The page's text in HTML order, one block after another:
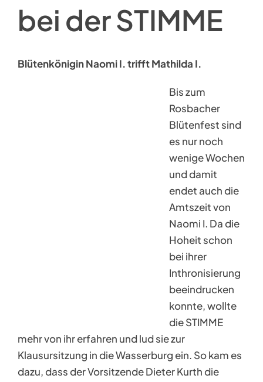
bei der STIMME
Blütenkönigin Naomi I. trifft Mathilda I.
Bis zum
Rosbacher
Blütenfest sind
es nur noch
wenige Wochen
und damit
endet auch die
Amtszeit von
Naomi I. Da die
Hoheit schon
bei ihrer
Inthronisierung
beeindrucken
konnte, wollte
die STIMME
mehr von ihr erfahren und lud sie zur
Klausursitzung in die Wasserburg ein. So kam es
dazu, dass der Vorsitzende Dieter Kurth die